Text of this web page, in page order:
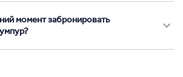
момент забронировать